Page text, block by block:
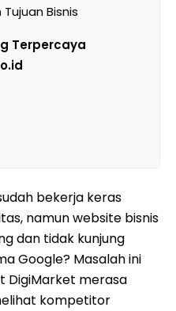
Bisnis
Terpercaya
bekerja keras
namun website bisnis
dan tidak kunjung
Google? Masalah ini
DigiMarket merasa
kompetitor